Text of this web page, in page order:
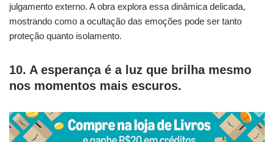
julgamento externo. A obra explora essa dinâmica delicada,
mostrando como a ocultação das emoções pode ser tanto
proteção quanto isolamento.
10. A esperança é a luz que brilha mesmo
nos momentos mais escuros.